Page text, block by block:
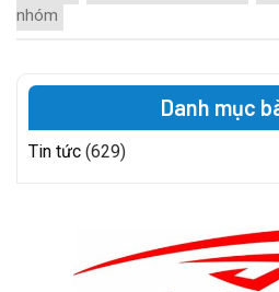
nhóm
Danh mục
Tin tức (629)